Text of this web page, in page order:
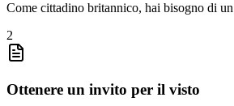
Come cittadino britannico, hai bisogno di
2
Ottenere un invito per il visto